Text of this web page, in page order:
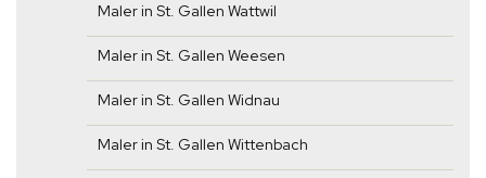
Maler in St. Gallen Wattwil
Maler in St. Gallen Weesen
Maler in St. Gallen Widnau
Maler in St. Gallen Wittenbach